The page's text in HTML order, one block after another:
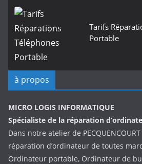
Tarifs
Portable
à propos
MICRO LOGIS INFORMATIQUE
Spécialiste de la réparation
Dans notre atelier de
réparation d’ordinateur de toutes
Ordinateur portable, Ordinateur de